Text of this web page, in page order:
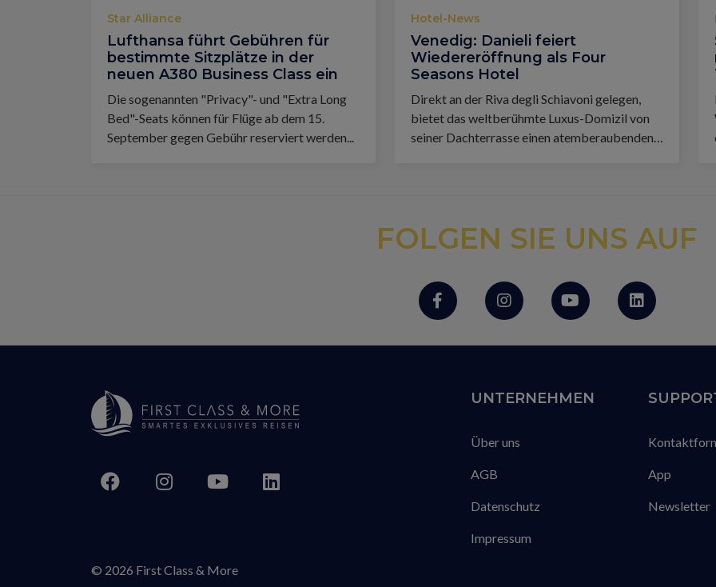
Star Alliance
Lufthansa führt Gebühren für
bestimmte Sitzplätze in der
neuen A380 Business Class ein
Die sogenannten "Privacy"- und "Extra Long
Bed"-Seats können für Flüge ab dem 15.
September gegen Gebühr reserviert werden...
Hotel-News
Venedig: Danieli feiert
Wiedereröffnung als Four
Seasons Hotel
Direkt an der Riva degli Schiavoni gelegen,
bietet das weltberühmte Luxus-Domizil von
seiner Dachterrasse einen atemberaubenden
FOLGEN SIE UNS AUF
UNTERNEHMEN
Über uns
AGB
Datenschutz
Impressum
App
Newsletter
© 2026 First Class & More